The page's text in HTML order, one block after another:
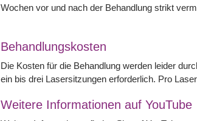
Wochen vor und nach der Behandlung strikt
Behandlungskosten
Die Kosten für die Behandlung werden leider
ein bis drei Lasersitzungen erforderlich. Pro
Weitere Informationen auf YouTube